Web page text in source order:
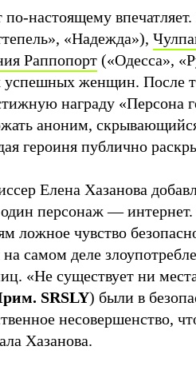
по-настоящему
«Надежда»),
Раппопорт («Одесса»,
успешных женщин. После
награду «Персона
аноним,
героиня публично
Елена Хазанова
персонаж —
ложное чувство
на самом деле
«Не существует ни
SRSLY) были в
несовершенство,
Хазанова.